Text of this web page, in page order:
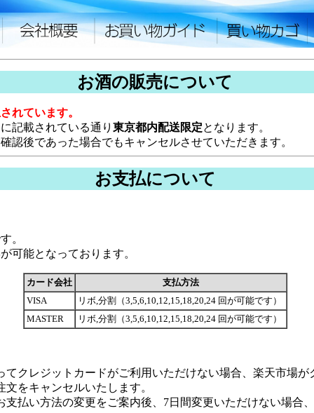
お酒の販売について
れています。
記載されている通り 東京都内配送限定となります。
認後であった場合でもキャンセルさせていただきます。
お支払について
。
可能となっております。
カード会社
支払方法
VISA
リボ,分割（3,5,6,10,12,15,18,20,24 回が可能です）
MASTER
リボ,分割（3,5,6,10,12,15,18,20,24 回が可能です）
てクレジットカードがご利用いただけない場合、楽天市場
をキャンセルいたします。
支払い方法の変更をご案内後、7日間変更いただけない場合